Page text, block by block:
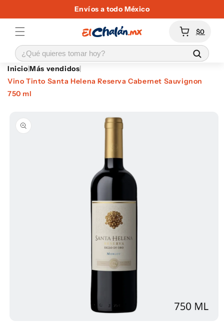
al contenido
Envíos a todo México
Carrito$0
Inicio|Más vendidos
Vino Tinto Santa Helena Reserva Cabernet Sauvignon
750 ml
información